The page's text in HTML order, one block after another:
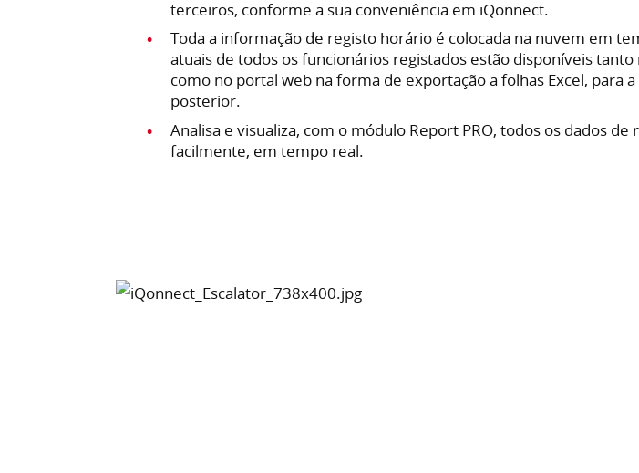
terceiros, conforme a sua conveniência em iQonnect.
Toda a informação de registo horário é colocada na nuvem em
atuais de todos os funcionários registados estão disponíveis
como no portal web na forma de exportação a folhas Excel, para a
posterior.
Analisa e visualiza, com o módulo Report PRO, todos os dados de
facilmente, em tempo real.